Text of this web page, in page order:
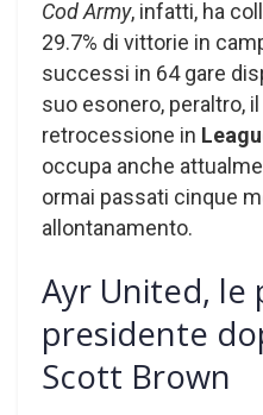
Cod Army, infatti, ha
29.7% di vittorie in
successi in 64 gare
suo esonero, peraltro,
retrocessione in
occupa anche
ormai passati cinque
allontanamento.
Ayr United, le
presidente
Scott Brown